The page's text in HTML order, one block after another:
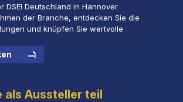
DSEI Deutschland in Hannover
der Branche, entdecken Sie die
und knüpfen Sie wertvolle
als Aussteller teil